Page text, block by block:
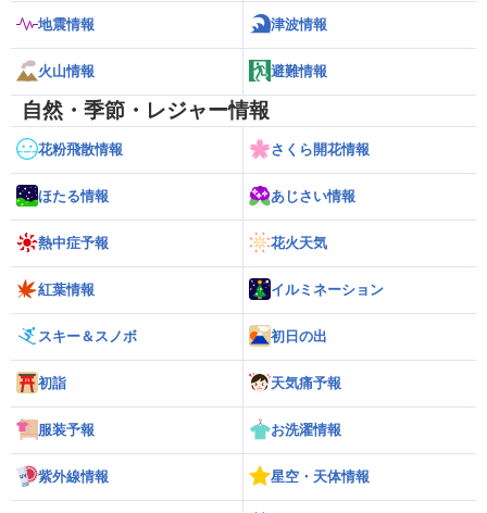
地震情報 津波情報
火山情報 避難情報
自然・季節・レジャー情報
花粉飛散情報 さくら開花情報
ほたる情報 あじさい情報
熱中症予報 花火天気
紅葉情報 イルミネーション
スキー＆スノボ 初日の出
初詣 天気痛予報
服装予報 お洗濯情報
紫外線情報 星空・天体情報